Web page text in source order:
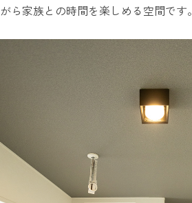
がら家族との時間を楽しめる空間です。